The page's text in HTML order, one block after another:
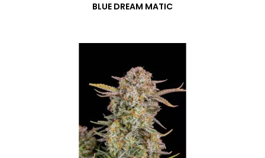
BLUE DREAM MATIC